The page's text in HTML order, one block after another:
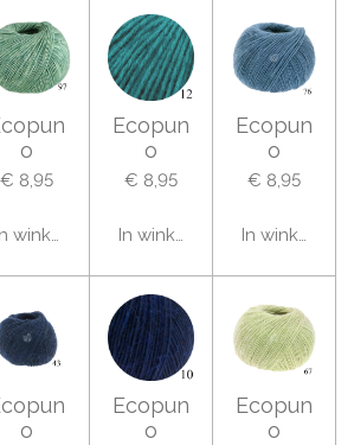
o
€ 8,95
winkelwagen
Ecopun
o
€ 8,95
In winkelwagen
Ecopun
o
€ 8,95
In
o
Ecopun
o
Ecopun
o